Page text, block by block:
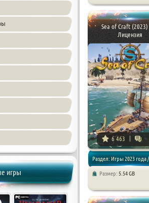
игры
Sea of Craft (2023)
Лицензия
6 463
Раздел: Игры 2023 года /
Размер: 5.54 GB